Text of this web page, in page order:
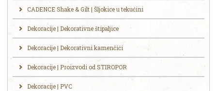
CADENCE Shake & Gilt | Šljokice u tekućini
Dekoracije | Dekorativne štipaljice
Dekoracije | Dekorativni kamenčići
Dekoracije | Proizvodi od STIROPOR
Dekoracije | PVC